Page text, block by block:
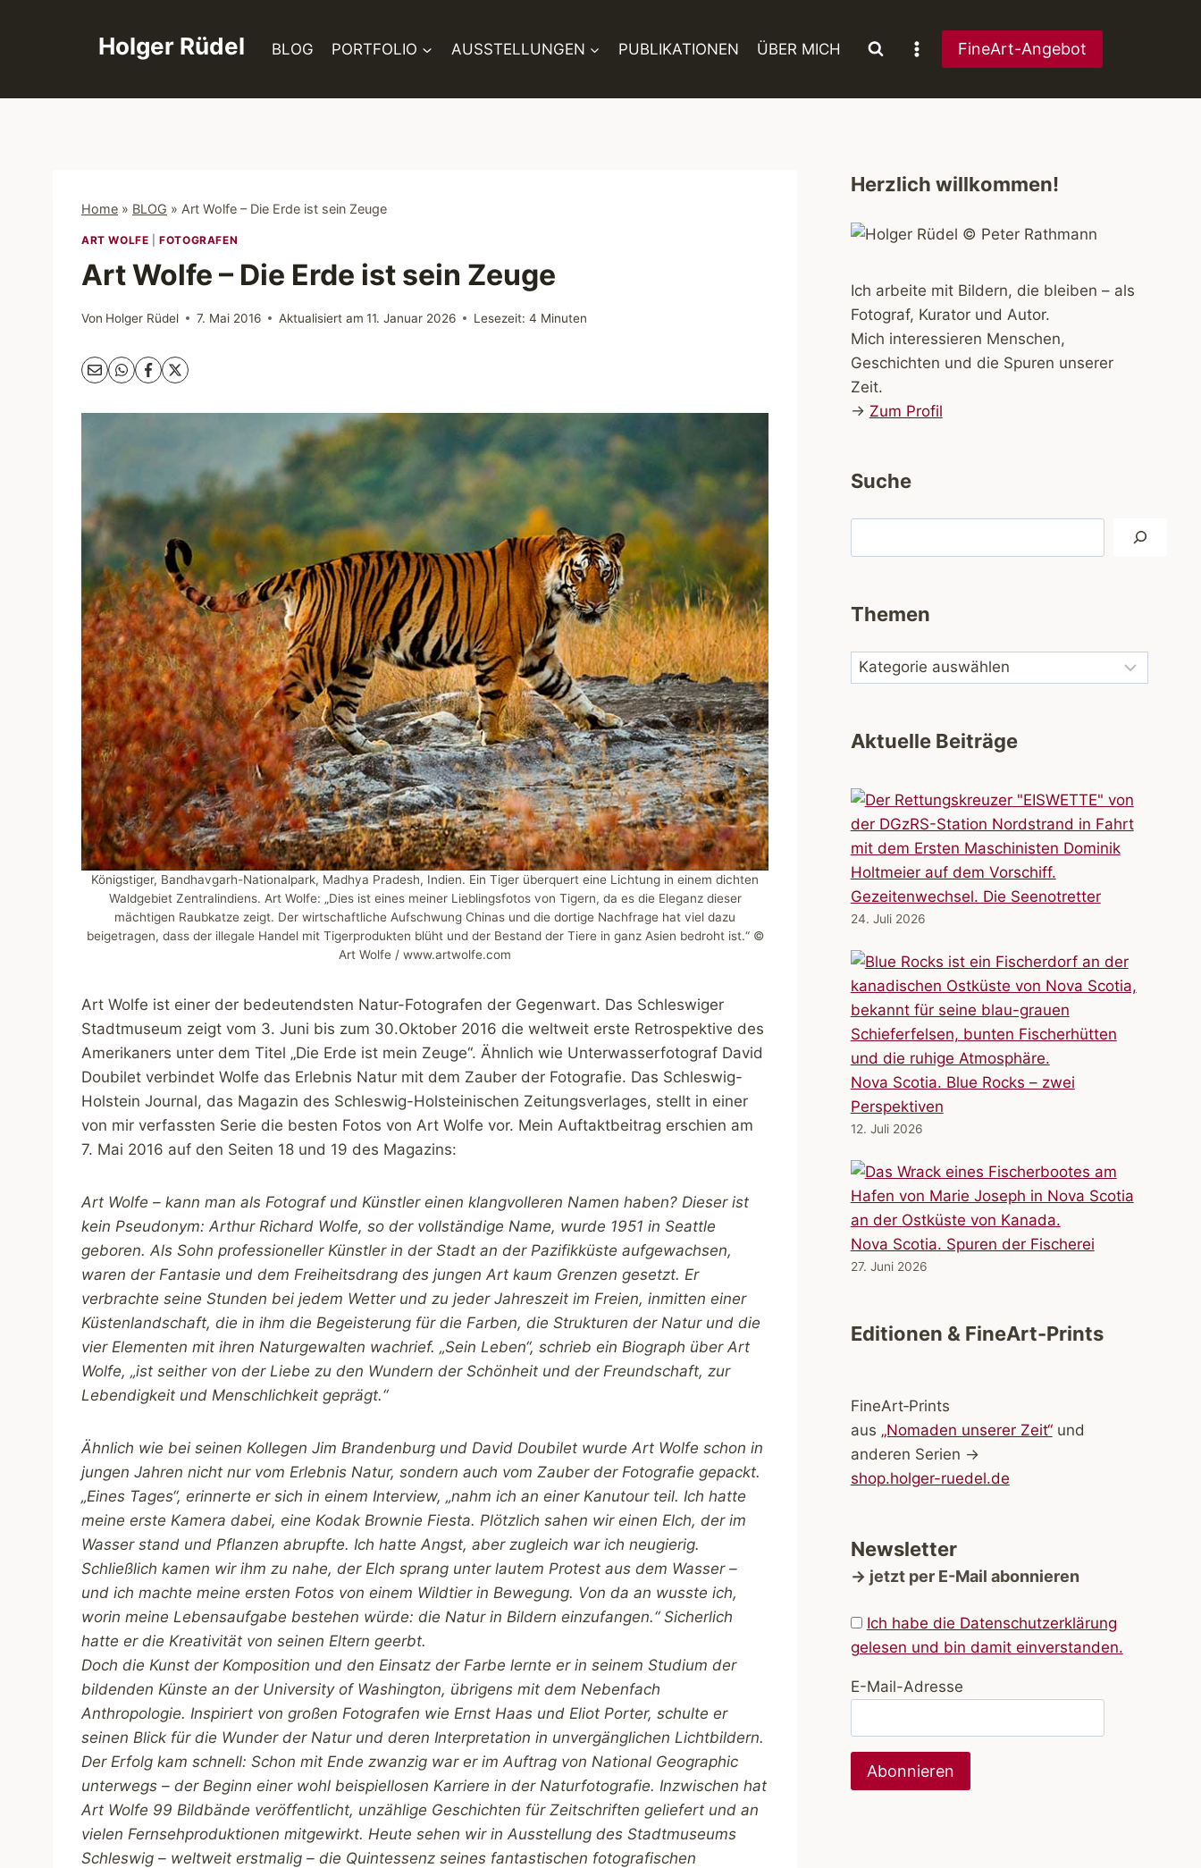
Holger Rüdel BLOG PORTFOLIO AUSSTELLUNGEN PUBLIKATIONEN ÜBER MICH FineArt-Angebot
Home » BLOG » Art Wolfe – Die Erde ist sein Zeuge
ART WOLFE |FOTOGRAFEN
Art Wolfe – Die Erde ist sein Zeuge
Von Holger Rüdel 7. Mai 2016 Aktualisiert am 11. Januar 2026 Lesezeit: 4 Minuten
Königstiger, Bandhavgarh-Nationalpark, Madhya Pradesh, Indien. Ein Tiger überquert eine Lichtung in einem dichten
Waldgebiet Zentralindiens. Art Wolfe: „Dies ist eines meiner Lieblingsfotos von Tigern, da es die Eleganz dieser
mächtigen Raubkatze zeigt. Der wirtschaftliche Aufschwung Chinas und die dortige Nachfrage hat viel dazu
beigetragen, dass der illegale Handel mit Tigerprodukten blüht und der Bestand der Tiere in ganz Asien bedroht ist.“ ©
Art Wolfe / www.artwolfe.com
Art Wolfe ist einer der bedeutendsten Natur-Fotografen der Gegenwart. Das Schleswiger
Stadtmuseum zeigt vom 3. Juni bis zum 30.Oktober 2016 die weltweit erste Retrospektive des
Amerikaners unter dem Titel „Die Erde ist mein Zeuge“. Ähnlich wie Unterwasserfotograf David
Doubilet verbindet Wolfe das Erlebnis Natur mit dem Zauber der Fotografie. Das Schleswig-
Holstein Journal, das Magazin des Schleswig-Holsteinischen Zeitungsverlages, stellt in einer
von mir verfassten Serie die besten Fotos von Art Wolfe vor. Mein Auftaktbeitrag erschien am
7. Mai 2016 auf den Seiten 18 und 19 des Magazins:
Art Wolfe – kann man als Fotograf und Künstler einen klangvolleren Namen haben? Dieser ist
kein Pseudonym: Arthur Richard Wolfe, so der vollständige Name, wurde 1951 in Seattle
geboren. Als Sohn professioneller Künstler in der Stadt an der Pazifikküste aufgewachsen,
waren der Fantasie und dem Freiheitsdrang des jungen Art kaum Grenzen gesetzt. Er
verbrachte seine Stunden bei jedem Wetter und zu jeder Jahreszeit im Freien, inmitten einer
Küstenlandschaft, die in ihm die Begeisterung für die Farben, die Strukturen der Natur und die
vier Elementen mit ihren Naturgewalten wachrief. „Sein Leben“, schrieb ein Biograph über Art
Wolfe, „ist seither von der Liebe zu den Wundern der Schönheit und der Freundschaft, zur
Lebendigkeit und Menschlichkeit geprägt.“
Ähnlich wie bei seinen Kollegen Jim Brandenburg und David Doubilet wurde Art Wolfe schon in
jungen Jahren nicht nur vom Erlebnis Natur, sondern auch vom Zauber der Fotografie gepackt.
„Eines Tages“, erinnerte er sich in einem Interview, „nahm ich an einer Kanutour teil. Ich hatte
meine erste Kamera dabei, eine Kodak Brownie Fiesta. Plötzlich sahen wir einen Elch, der im
Wasser stand und Pflanzen abrupfte. Ich hatte Angst, aber zugleich war ich neugierig.
Schließlich kamen wir ihm zu nahe, der Elch sprang unter lautem Protest aus dem Wasser –
und ich machte meine ersten Fotos von einem Wildtier in Bewegung. Von da an wusste ich,
worin meine Lebensaufgabe bestehen würde: die Natur in Bildern einzufangen.“ Sicherlich
hatte er die Kreativität von seinen Eltern geerbt.
Doch die Kunst der Komposition und den Einsatz der Farbe lernte er in seinem Studium der
bildenden Künste an der University of Washington, übrigens mit dem Nebenfach
Anthropologie. Inspiriert von großen Fotografen wie Ernst Haas und Eliot Porter, schulte er
seinen Blick für die Wunder der Natur und deren Interpretation in unvergänglichen Lichtbildern.
Der Erfolg kam schnell: Schon mit Ende zwanzig war er im Auftrag von National Geographic
unterwegs – der Beginn einer wohl beispiellosen Karriere in der Naturfotografie. Inzwischen hat
Art Wolfe 99 Bildbände veröffentlicht, unzählige Geschichten für Zeitschriften geliefert und an
vielen Fernsehproduktionen mitgewirkt. Heute sehen wir in Ausstellung des Stadtmuseums
Schleswig – weltweit erstmalig – die Quintessenz seines fantastischen fotografischen
Herzlich willkommen!
Ich arbeite mit Bildern, die bleiben – als
Fotograf, Kurator und Autor.
Mich interessieren Menschen,
Geschichten und die Spuren unserer
Zeit.
→ Zum Profil
Suche
Themen
Aktuelle Beiträge
Gezeitenwechsel. Die Seenotretter
24. Juli 2026
Nova Scotia. Blue Rocks – zwei
Perspektiven
12. Juli 2026
Nova Scotia. Spuren der Fischerei
27. Juni 2026
Editionen & FineArt-Prints
FineArt‑Prints
aus „Nomaden unserer Zeit“und
anderen Serien →
shop.holger-ruedel.de
Newsletter
→ jetzt per E-Mail abonnieren
Ich habe die Datenschutzerklärung
gelesen und bin damit einverstanden.
E-Mail-Adresse